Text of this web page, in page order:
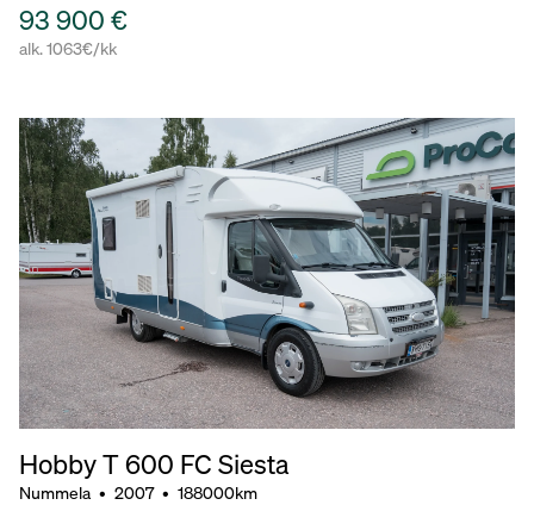
93 900 €
alk. 1063€/kk
Hobby T 600 FC Siesta
Nummela • 2007 • 188000km